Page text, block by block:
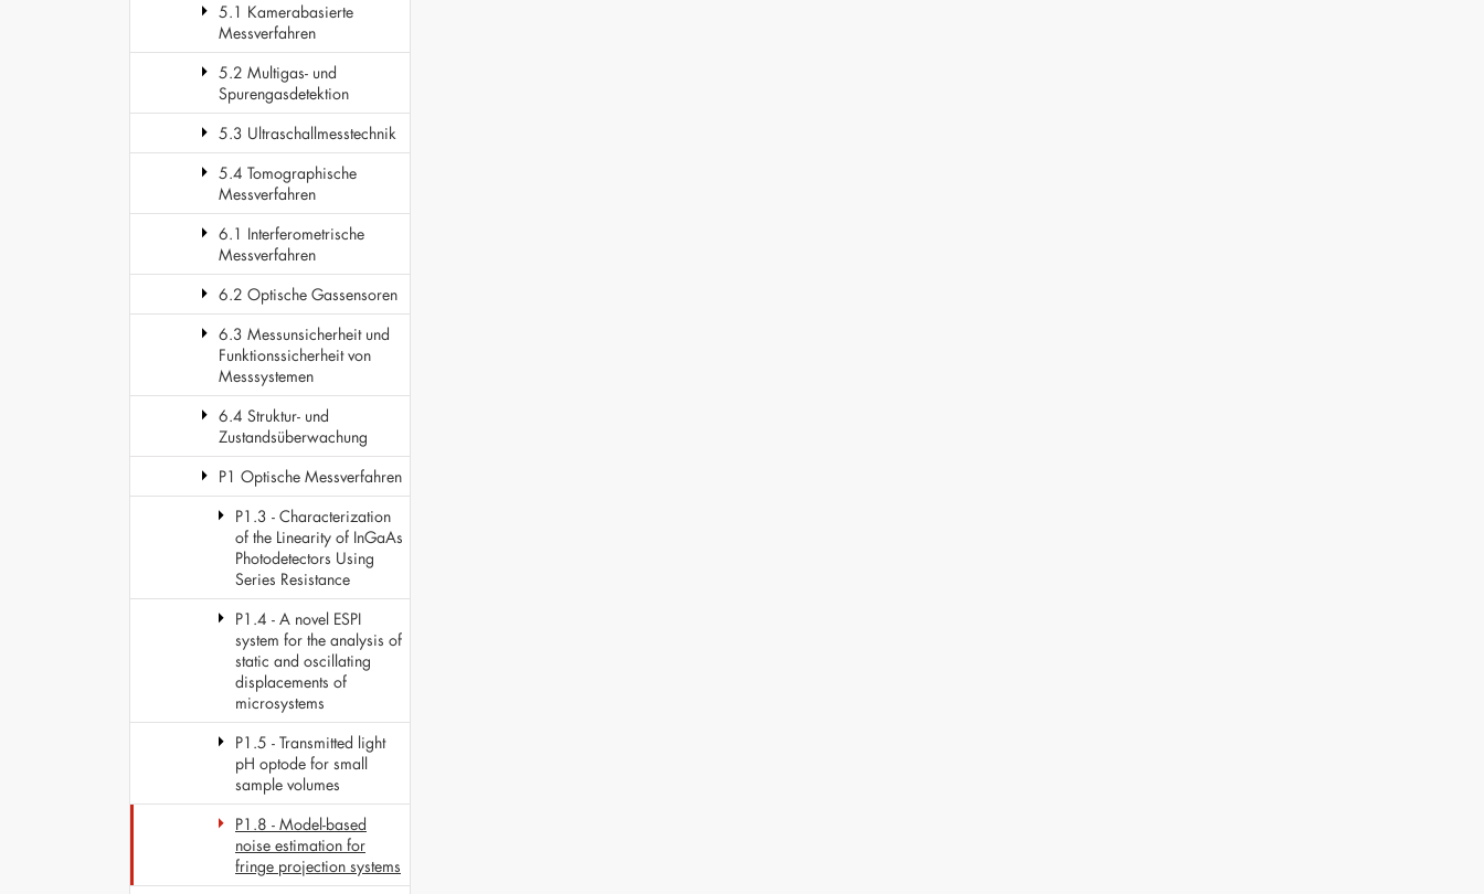
5.1 Kamerabasierte
Messverfahren
5.2 Multigas- und
Spurengasdetektion
5.3 Ultraschallmesstechnik
5.4 Tomographische
Messverfahren
6.1 Interferometrische
Messverfahren
6.2 Optische Gassensoren
6.3 Messunsicherheit und
Funktionssicherheit von
Messsystemen
6.4 Struktur- und
Zustandsüberwachung
P1 Optische Messverfahren
P1.3 - Characterization
of the Linearity of InGaAs
Photodetectors Using
Series Resistance
P1.4 - A novel ESPI
system for the analysis of
static and oscillating
displacements of
microsystems
P1.5 - Transmitted light
pH optode for small
sample volumes
P1.8 - Model-based
noise estimation for
fringe projection systems